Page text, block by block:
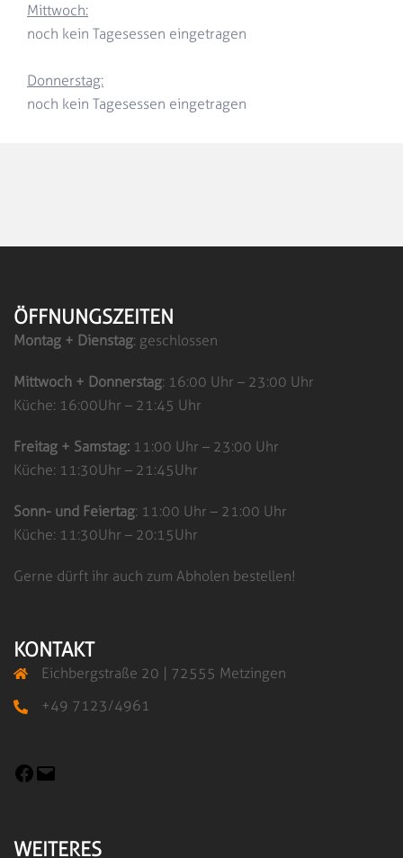
Mittwoch:
noch kein Tagesessen eingetragen
Donnerstag:
noch kein Tagesessen eingetragen
ÖFFNUNGSZEITEN
Montag + Dienstag: geschlossen
Mittwoch + Donnerstag: 16:00 Uhr – 23:00 Uhr
Küche: 16:00Uhr – 21:45 Uhr
Freitag + Samstag: 11:00 Uhr – 23:00 Uhr
Küche: 11:30Uhr – 21:45Uhr
Sonn- und Feiertag: 11:00 Uhr – 21:00 Uhr
Küche: 11:30Uhr – 20:15Uhr
Gerne dürft ihr auch zum Abholen bestellen!
KONTAKT
Eichbergstraße 20 | 72555 Metzingen
+49 7123/4961
WEITERES